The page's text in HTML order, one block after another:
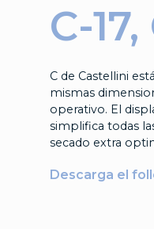
C-
C de Castellini
mismas
operativo. El
simplifica todas
secado extra
Descarga el